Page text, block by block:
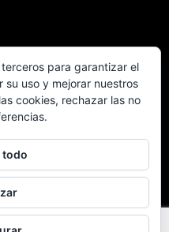
para garantizar el
uso y mejorar nuestros
cookies, rechazar las no
todo